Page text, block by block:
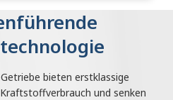
bieten erstklassige
und senken